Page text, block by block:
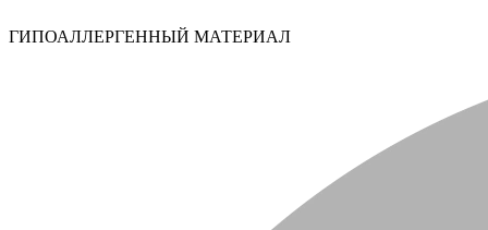
ГИПОАЛЛЕРГЕННЫЙ МАТЕРИАЛ